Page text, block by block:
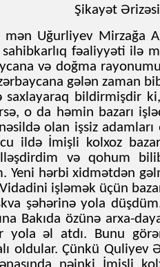
Şikayət Ərizəsi
Mirzağa
sahibkarlıq fəaliyyəti ilə
və doğma
gələn zaman
bildirmişdir
o da həmin bazarı
olan işsiz
ildə İmişli kolxoz
və qohum
Yeni hərbi xidmətdən
işləmək üçün
şəhərinə yola
Bakıda özünə arxa-
yola əl atdı. Bunu
oldular. Çünkü Quliyev